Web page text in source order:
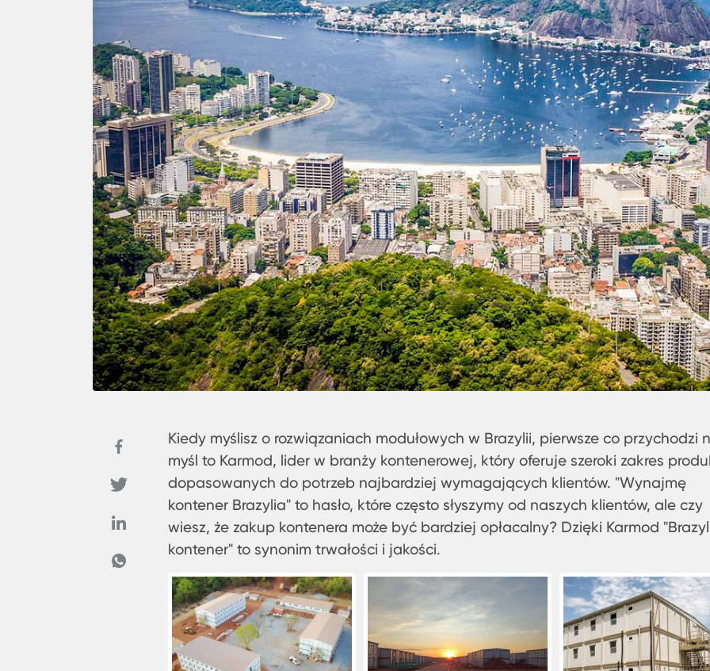
Kiedy myślisz o rozwiązaniach modułowych w Brazylii, pierwsze co przychodzi
myśl to Karmod, lider w branży kontenerowej, który oferuje szeroki zakres
dopasowanych do potrzeb najbardziej wymagających klientów. "Wynajmę
kontener Brazylia" to hasło, które często słyszymy od naszych klientów, ale czy
wiesz, że zakup kontenera może być bardziej opłacalny? Dzięki Karmod
kontener" to synonim trwałości i jakości.